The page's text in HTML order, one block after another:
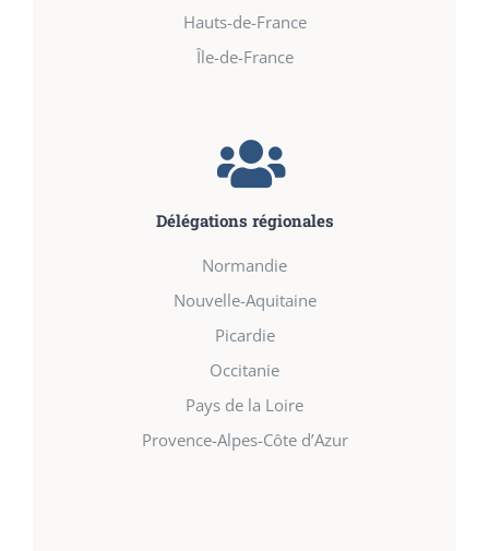
Hauts-de-France
Île-de-France
Délégations régionales
Normandie
Nouvelle-Aquitaine
Picardie
Occitanie
Pays de la Loire
Provence-Alpes-Côte d’Azur